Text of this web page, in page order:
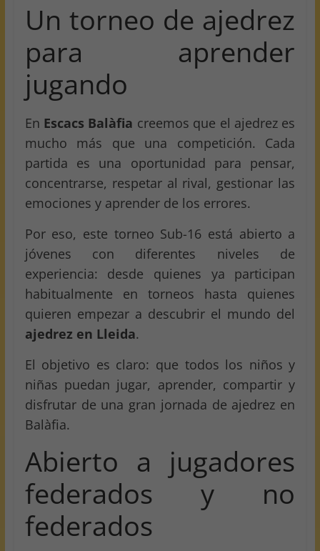
Un torneo de ajedrez
para aprender
jugando
En Escacs Balàfia creemos que el ajedrez es
mucho más que una competición. Cada
partida es una oportunidad para pensar,
concentrarse, respetar al rival, gestionar las
emociones y aprender de los errores.
Por eso, este torneo Sub-16 está abierto a
jóvenes con diferentes niveles de
experiencia: desde quienes ya participan
habitualmente en torneos hasta quienes
quieren empezar a descubrir el mundo del
ajedrez en Lleida.
El objetivo es claro: que todos los niños y
niñas puedan jugar, aprender, compartir y
disfrutar de una gran jornada de ajedrez en
Balàfia.
Abierto a jugadores
federados y no
federados